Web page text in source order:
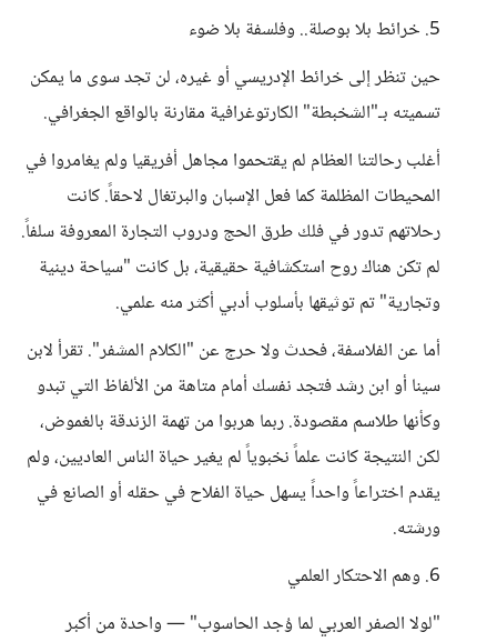
5. خرائط بلا بوصلة.. وفلسفة بلا ضوء
حين تنظر إلى خرائط الإدريسي أو غيره، لن تجد سوى ما يمكن
تسميته بـ"الشخبطة" الكارتوغرافية مقارنة بالواقع الجغرافي.
أغلب رحالتنا العظام لم يقتحموا مجاهل أفريقيا ولم يغامروا في
المحيطات المظلمة كما فعل الإسبان والبرتغال لاحقاً. كانت
رحلاتهم تدور في فلك طرق الحج ودروب التجارة المعروفة سلفاً.
لم تكن هناك روح استكشافية حقيقية، بل كانت "سياحة دينية
وتجارية" تم توثيقها بأسلوب أدبي أكثر منه علمي.
أما عن الفلاسفة، فحدث ولا حرج عن "الكلام المشفر". تقرأ لابن
سينا أو ابن رشد فتجد نفسك أمام متاهة من الألفاظ التي تبدو
وكأنها طلاسم مقصودة. ربما هربوا من تهمة الزندقة بالغموض،
لكن النتيجة كانت علماً نخبوياً لم يغير حياة الناس العاديين، ولم
يقدم اختراعاً واحداً يسهل حياة الفلاح في حقله أو الصانع في
ورشته.
6. وهم الاحتكار العلمي
"لولا الصفر العربي لما وُجد الحاسوب" — واحدة من أكبر